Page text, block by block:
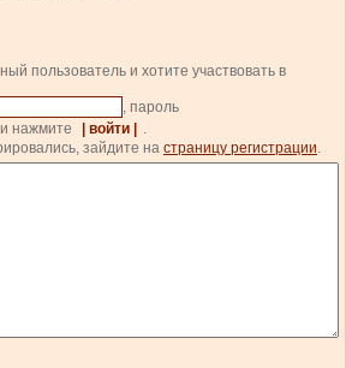
пользователь и хотите участвовать в
, пароль
и нажмите
| войти |
.
зайдите на страницу регистрации.